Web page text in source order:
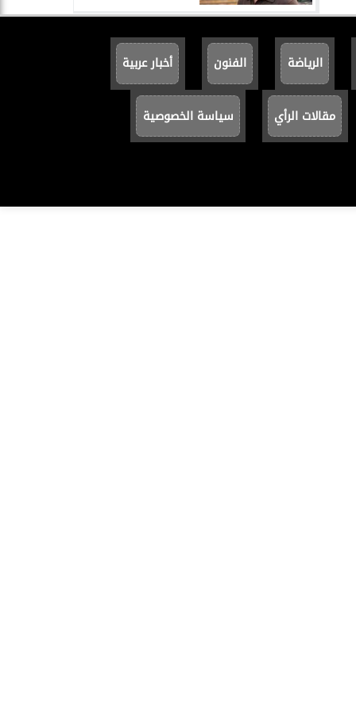
الرياضة الفنون أخبار عربية
مقالات الرأي سياسة الخصوصية